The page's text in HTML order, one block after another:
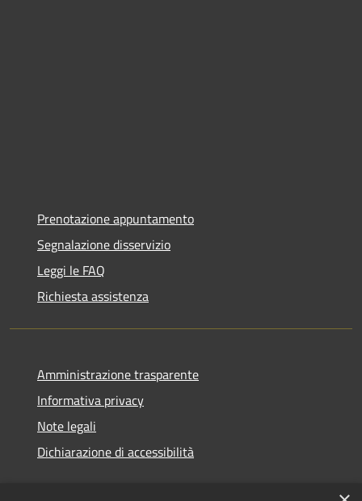
Prenotazione appuntamento
Segnalazione disservizio
Leggi le FAQ
Richiesta assistenza
Amministrazione trasparente
Informativa privacy
Note legali
Dichiarazione di accessibilità